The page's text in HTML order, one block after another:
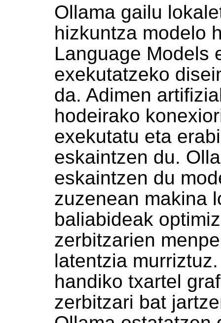
Ollama gailu
hizkuntza modelo
Language Models
exekutatzeko
da. Adimen
hodeirako
exekutatu eta
eskaintzen du.
eskaintzen du
zuzenean makina
baliabideak
zerbitzarien
latentzia
handiko txartel
zerbitzari bat